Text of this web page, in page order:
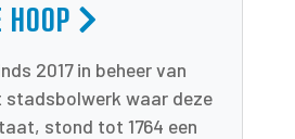
2017 in beheer van
stadsbolwerk waar deze
stond tot 1764 een